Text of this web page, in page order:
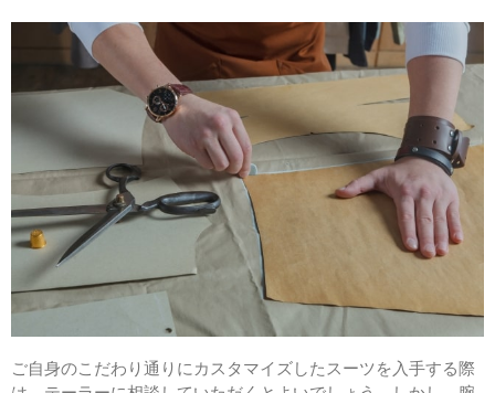
ご自身のこだわり通りにカスタマイズしたスーツを入手する際